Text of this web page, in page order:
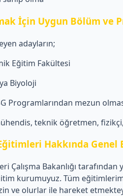
İçin Uygun Bölüm ve
adayların;
Eğitim Fakültesi
Biyoloji
Programlarından mezun
teknik öğretmen,
Hakkında
Çalışma Bakanlığı
kurumuyuz. Tüm
ve olurlar ile hareket